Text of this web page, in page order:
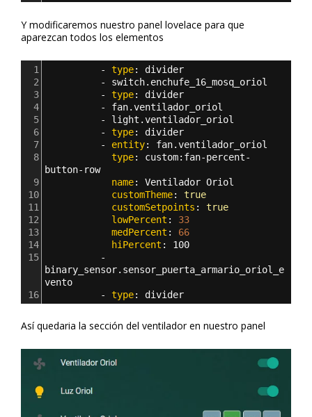
Y modificaremos nuestro panel lovelace para que
aparezcan todos los elementos
1 - type: divider
2
- switch.enchufe_16_mosq_oriol
3
- type: divider
4
- fan.ventilador_oriol
5
- light.ventilador_oriol
6
- type: divider
7
- entity: fan.ventilador_oriol
8
type: custom: fan-percent-
button-row
9
name: Ventilador Oriol
10
customTheme: true
11
customSetpoints : true
12
lowPercent : 33
13
medPercent : 66
14
hiPercent : 100
15
binary_sensor.sensor_puerta_armario_oriol_e
vento
16
- type: divider
Así quedaria la sección del ventilador en nuestro panel